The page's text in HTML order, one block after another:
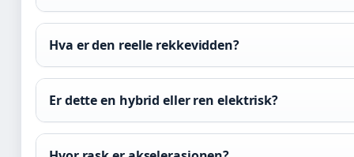
Hva er den reelle rekkevidden?
Er dette en hybrid eller ren elektrisk?